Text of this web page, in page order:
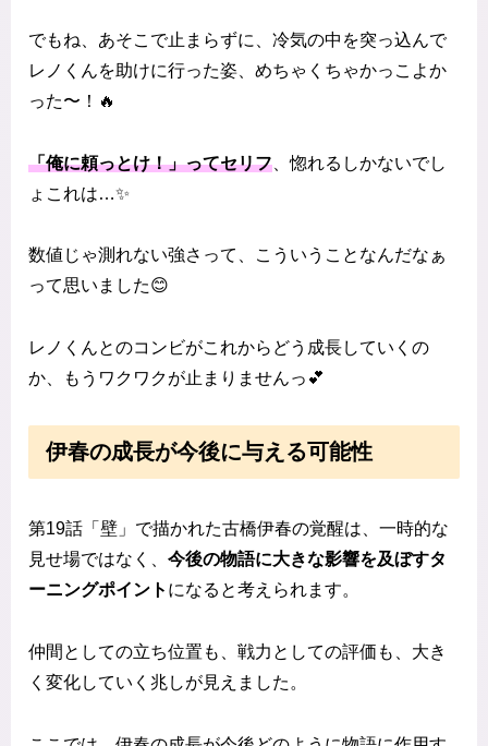
でもね、あそこで止まらずに、冷気の中を突っ込んで
レノくんを助けに行った姿、めちゃくちゃかっこよか
った〜！🔥
「俺に頼っとけ！」ってセリフ 、惚れるしかないでし
ょこれは…✨
数値じゃ測れない強さって、こういうことなんだなぁ
って思いました😊
レノくんとのコンビがこれからどう成長していくの
か、もうワクワクが止まりませんっ💕
伊春の成長が今後に与える可能性
第19話「壁」で描かれた古橋伊春の覚醒は、一時的な
見せ場ではなく、 今後の物語に大きな影響を及ぼすタ
ーニングポイント になると考えられます。
仲間としての立ち位置も、戦力としての評価も、大き
く変化していく兆しが見えました。